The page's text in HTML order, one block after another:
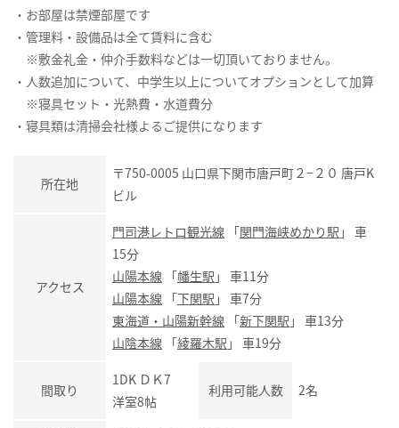
・お部屋は禁煙部屋です
・管理料・設備品は全て賃料に含む
※敷金礼金・仲介手数料などは一切頂いておりません。
・人数追加について、中学生以上についてオプションとして加算
※寝具セット・光熱費・水道費分
・寝具類は清掃会社様よるご提供になります
所在地
〒750-0005 山口県下関市唐戸町２−２０ 唐戸K
ビル
アクセス
門司港レトロ観光線 「関門海峡めかり駅 」 車
15分
山陽本線 「幡生駅 」 車11分
山陽本線 「下関駅 」 車7分
東海道・山陽新幹線 「新下関駅 」 車13分
山陰本線 「綾羅木駅 」 車19分
間取り
1DK ＤＫ7
洋室8帖
利用可能人数 2名